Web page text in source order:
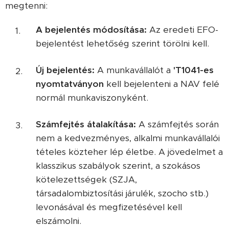
megtenni:
A bejelentés módosítása: Az eredeti EFO-
bejelentést lehetőség szerint törölni kell.
Új bejelentés: A munkavállalót a 'T1041-es
nyomtatványon kell bejelenteni a NAV felé
normál munkaviszonyként.
Számfejtés átalakítása: A számfejtés során
nem a kedvezményes, alkalmi munkavállalói
tételes közteher lép életbe. A jövedelmet a
klasszikus szabályok szerint, a szokásos
kötelezettségek (SZJA,
társadalombiztosítási járulék, szocho stb.)
levonásával és megfizetésével kell
elszámolni.